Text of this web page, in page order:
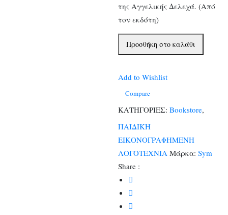
της Αγγελικής Δελεχά. (Από
τον εκδότη)
Πάσχα
είναι...
Προσθήκη στο καλάθι
Add to Wishlist
Compare
ΚΑΤΗΓΟΡΙΕΣ: Bookstore,
ΠΑΙΔΙΚΗ
ΕΙΚΟΝΟΓΡΑΦΗΜΕΝΗ
ΛΟΓΟΤΕΧΝΙΑ Μάρκα:Sym
Share :